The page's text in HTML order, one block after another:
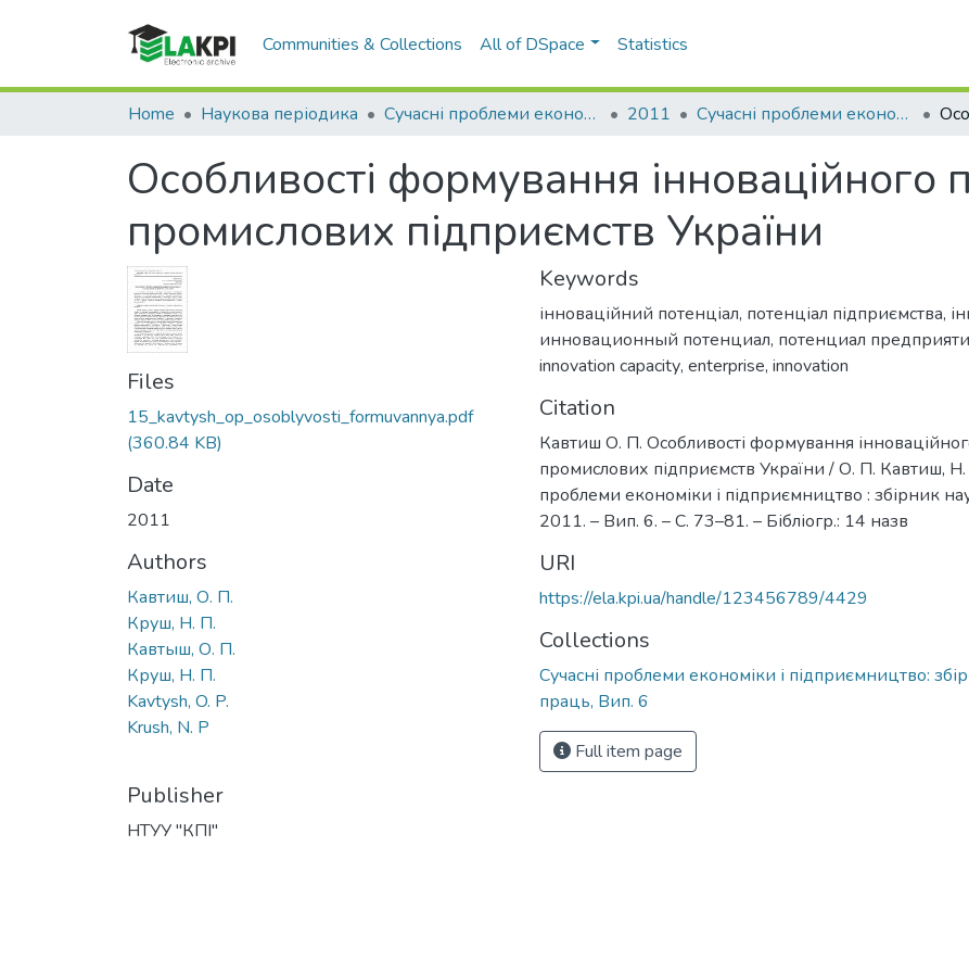
Communities & Collections All of DSpace Statistics
Home Наукова періодика Сучасні проблеми економіки і підприємництво 2011 Сучасні проблеми економіки і підприємництво: збірник наукових праць, Вип. 6
Особливості формування інноваційного
промислових підприємств України
Files
15_kavtysh_op_osoblyvosti_formuvannya.pdf
(360.84 KB)
Date
2011
Authors
Кавтиш, О. П.
Круш, Н. П.
Кавтыш, О. П.
Круш, Н. П.
Kavtysh, O. P.
Krush, N. P
Publisher
НТУУ "КПІ"
Keywords
інноваційний потенціал, потенціал підприємства,
инновационный потенциал, потенциал
innovation capacitу, enterprise, innovation
Citation
Кавтиш О. П. Особливості формування
промислових підприємств України / О. П. Кавтиш,
проблеми економіки і підприємництво : збірник
2011. – Вип. 6. – С. 73–81. – Бібліогр.: 14 назв
URI
https://ela.kpi.ua/handle/123456789/4429
Collections
Сучасні проблеми економіки і підприємництво:
праць, Вип. 6
Full item page